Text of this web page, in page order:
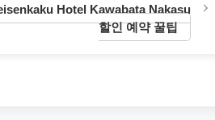
Hotel Kawabata Nakasu
할인 예약 꿀팁